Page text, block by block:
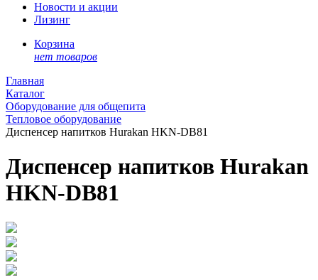
Новости и акции
Лизинг
Корзина
нет товаров
Главная
Каталог
Оборудование для общепита
Тепловое оборудование
Диспенсер напитков Hurakan HKN-DB81
Диспенсер напитков Hurakan
HKN-DB81